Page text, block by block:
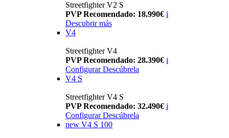
Streetfighter V2 S
PVP Recomendado: 18.990€ i
Descubrir más
V4
Streetfighter V4
PVP Recomendado: 28.390€ i
Configurar Descúbrela
V4 S
Streetfighter V4 S
PVP Recomendado: 32.490€ i
Configurar Descúbrela
new V4 S 100